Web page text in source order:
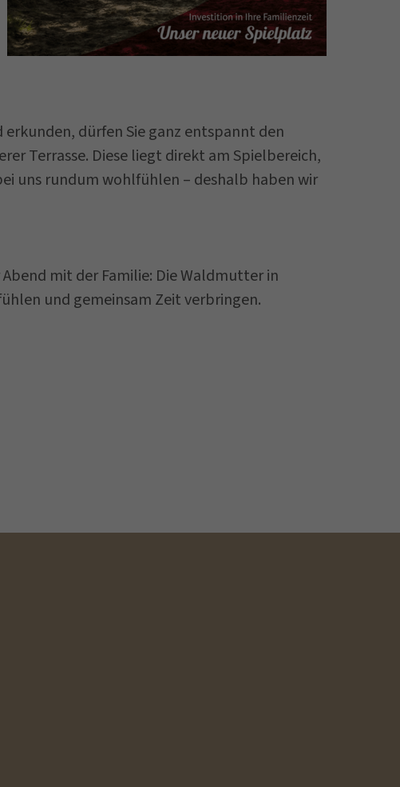
dürfen Sie ganz entspannt den
Terrasse. Diese liegt direkt am Spielbereich,
uns rundum wohlfühlen – deshalb haben wir
mit der Familie: Die Waldmutter in
und gemeinsam Zeit verbringen.